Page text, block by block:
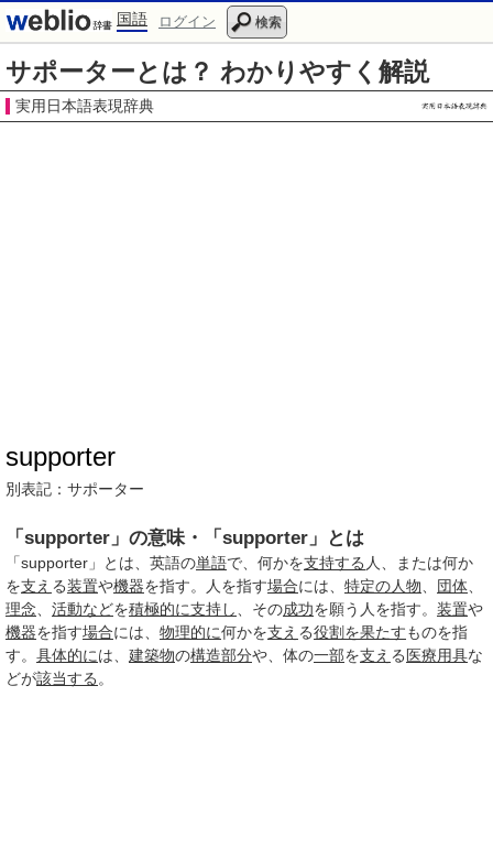
国語 ログイン 検索
サポーターとは？ わかりやすく解説
実用日本語表現辞典
supporter
別表記： サポーター
「supporter」の意味・「supporter」とは
「supporter」とは、英語の単語で、何かを支持する 人、または何か
を支え る装置や機器を指す。人を指す場合には、 特定の人物 団体
理念
活動などを積極的に支持し 、その成功を願う人を指す。 装置や
機器を指す場合には、 物理的に何かを支え る役割を果たすものを指
す。 具体的には、 建築物の構造部分や、体の一部を支え る 医療用具な
どが該当する 。